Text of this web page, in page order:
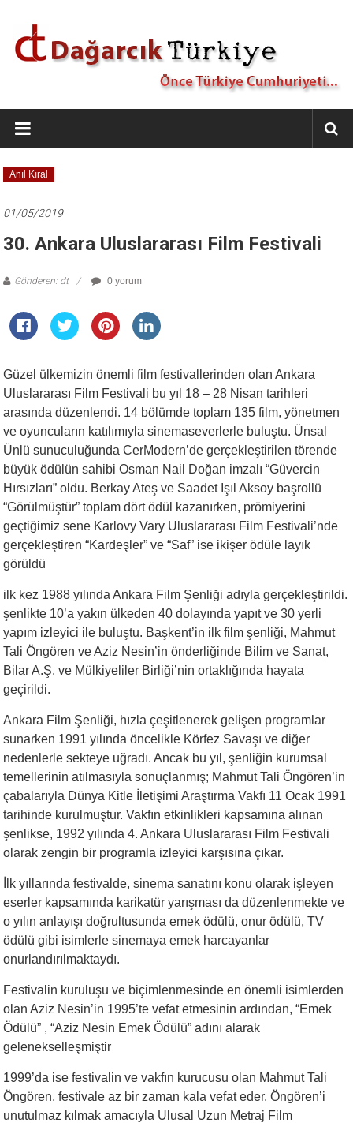
Dağarcık
Türkiye
Önce
Türkiye
Anıl Kıral
01/05/2019
30. Ankara Uluslararası Film Festivali
Gönderen: dt 0 yorum
Güzel ülkemizin önemli film festivallerinden olan Ankara
Uluslararası Film Festivali bu yıl 18 – 28 Nisan tarihleri
arasında düzenlendi. 14 bölümde toplam 135 film, yönetmen
ve oyuncuların katılımıyla sinemaseverlerle buluştu. Ünsal
Ünlü sunuculuğunda CerModern’de gerçekleştirilen törende
büyük ödülün sahibi Osman Nail Doğan imzalı “Güvercin
Hırsızları” oldu. Berkay Ateş ve Saadet Işıl Aksoy başrollü
“Görülmüştür” toplam dört ödül kazanırken, prömiyerini
geçtiğimiz sene Karlovy Vary Uluslararası Film Festivali’nde
gerçekleştiren “Kardeşler” ve “Saf” ise ikişer ödüle layık
görüldü
ilk kez 1988 yılında Ankara Film Şenliği adıyla gerçekleştirildi.
şenlikte 10’a yakın ülkeden 40 dolayında yapıt ve 30 yerli
yapım izleyici ile buluştu. Başkent’in ilk film şenliği, Mahmut
Tali Öngören ve Aziz Nesin’in önderliğinde Bilim ve Sanat,
Bilar A.Ş. ve Mülkiyeliler Birliği’nin ortaklığında hayata
geçirildi.
Ankara Film Şenliği, hızla çeşitlenerek gelişen programlar
sunarken 1991 yılında öncelikle Körfez Savaşı ve diğer
nedenlerle sekteye uğradı. Ancak bu yıl, şenliğin kurumsal
temellerinin atılmasıyla sonuçlanmış; Mahmut Tali Öngören’in
çabalarıyla Dünya Kitle İletişimi Araştırma Vakfı 11 Ocak 1991
tarihinde kurulmuştur. Vakfın etkinlikleri kapsamına alınan
şenlikse, 1992 yılında 4. Ankara Uluslararası Film Festivali
olarak zengin bir programla izleyici karşısına çıkar.
İlk yıllarında festivalde, sinema sanatını konu olarak işleyen
eserler kapsamında karikatür yarışması da düzenlenmekte ve
o yılın anlayışı doğrultusunda emek ödülü, onur ödülü, TV
ödülü gibi isimlerle sinemaya emek harcayanlar
onurlandırılmaktaydı.
Festivalin kuruluşu ve biçimlenmesinde en önemli isimlerden
olan Aziz Nesin’in 1995’te vefat etmesinin ardından, “Emek
Ödülü” , “Aziz Nesin Emek Ödülü” adını alarak
gelenekselleşmiştir
1999’da ise festivalin ve vakfın kurucusu olan Mahmut Tali
Öngören, festivale az bir zaman kala vefat eder. Öngören’i
unutulmaz kılmak amacıyla Ulusal Uzun Metraj Film